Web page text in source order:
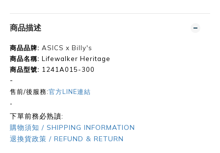
商品描述
商品品牌: ASICS x Billy's
商品名稱: Lifewalker Heritage
商品型號: 1241A015-300
-
售前/後服務:官方LINE連結
-
下單前務必熟讀:
購物須知 / SHIPPING INFORMATION
退換貨政策 / REFUND & RETURN